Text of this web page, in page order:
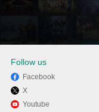
Užijte si
Follow us
Facebook
X
Youtube